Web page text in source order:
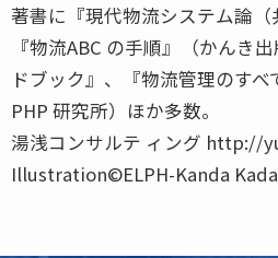
著書に『現代物流システム論（
『物流ABC の手順』（かんき
ドブック』、『物流管理のす
PHP 研究所）ほか多数。
湯浅コンサルテ ィング http://
Illustration©ELPH-Kanda